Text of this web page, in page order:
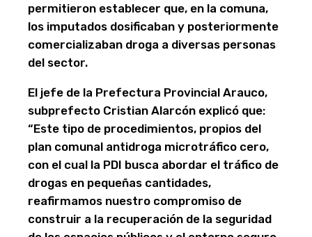
permitieron establecer que, en la comuna,
los imputados dosificaban y posteriormente
comercializaban droga a diversas personas
del sector.
El jefe de la Prefectura Provincial Arauco,
subprefecto Cristian Alarcón explicó que:
“Este tipo de procedimientos, propios del
plan comunal antidroga microtráfico cero,
con el cual la PDI busca abordar el tráfico de
drogas en pequeñas cantidades,
reafirmamos nuestro compromiso de
construir a la recuperación de la seguridad